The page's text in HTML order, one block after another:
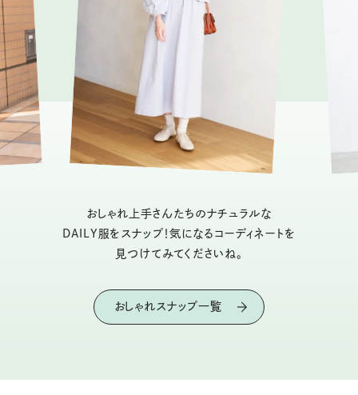
おしゃれ上手さんたちのナチュラルな
DAILY服をスナップ！気になるコーディネートを
見つけてみてくださいね。
おしゃれスナップ一覧